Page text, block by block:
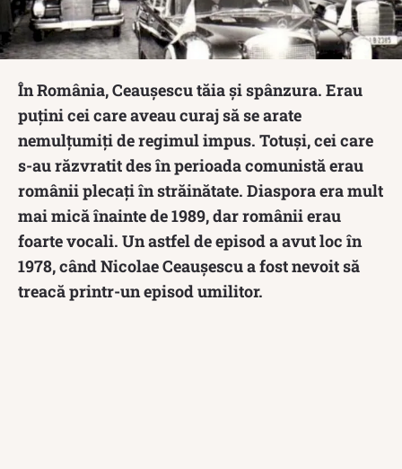
În România, Ceaușescu tăia și spânzura. Erau
puțini cei care aveau curaj să se arate
nemulțumiți de regimul impus. Totuși, cei care
s-au răzvratit des în perioada comunistă erau
românii plecați în străinătate. Diaspora era mult
mai mică înainte de 1989, dar românii erau
foarte vocali. Un astfel de episod a avut loc în
1978, când Nicolae Ceaușescu a fost nevoit să
treacă printr-un episod umilitor.